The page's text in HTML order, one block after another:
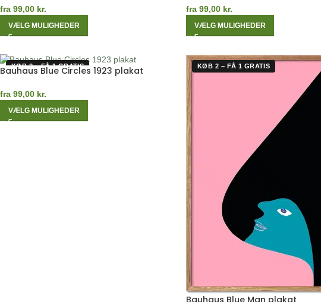
fra 99,00 kr.
VÆLG MULIGHEDER
fra 99,00 kr.
VÆLG MULIGHEDER
KØB 2 – FÅ 1 GRATIS
Bauhaus Blue Circles 1923 plakat
fra 99,00 kr.
VÆLG MULIGHEDER
KØB 2 – FÅ 1 GRATIS
Bauhaus Blue Man plakat